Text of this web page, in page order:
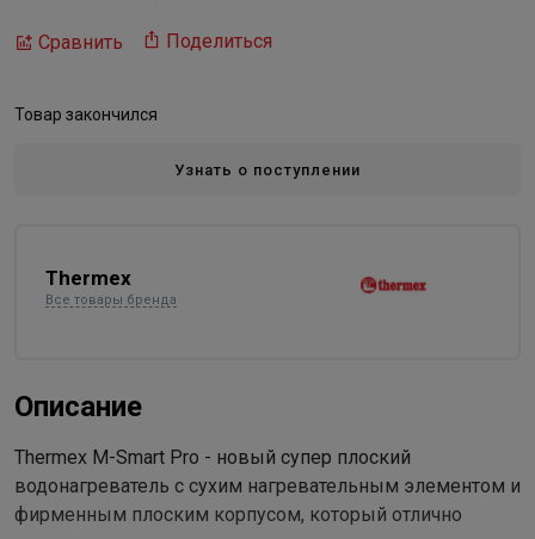
Сравнить Поделиться
Товар закончился
Узнать о поступлении
Thermex
Все товары бренда
Описание
Thermex M-Smart Pro - новый супер плоский
водонагреватель с сухим нагревательным элементом и
фирменным плоским корпусом, который отлично